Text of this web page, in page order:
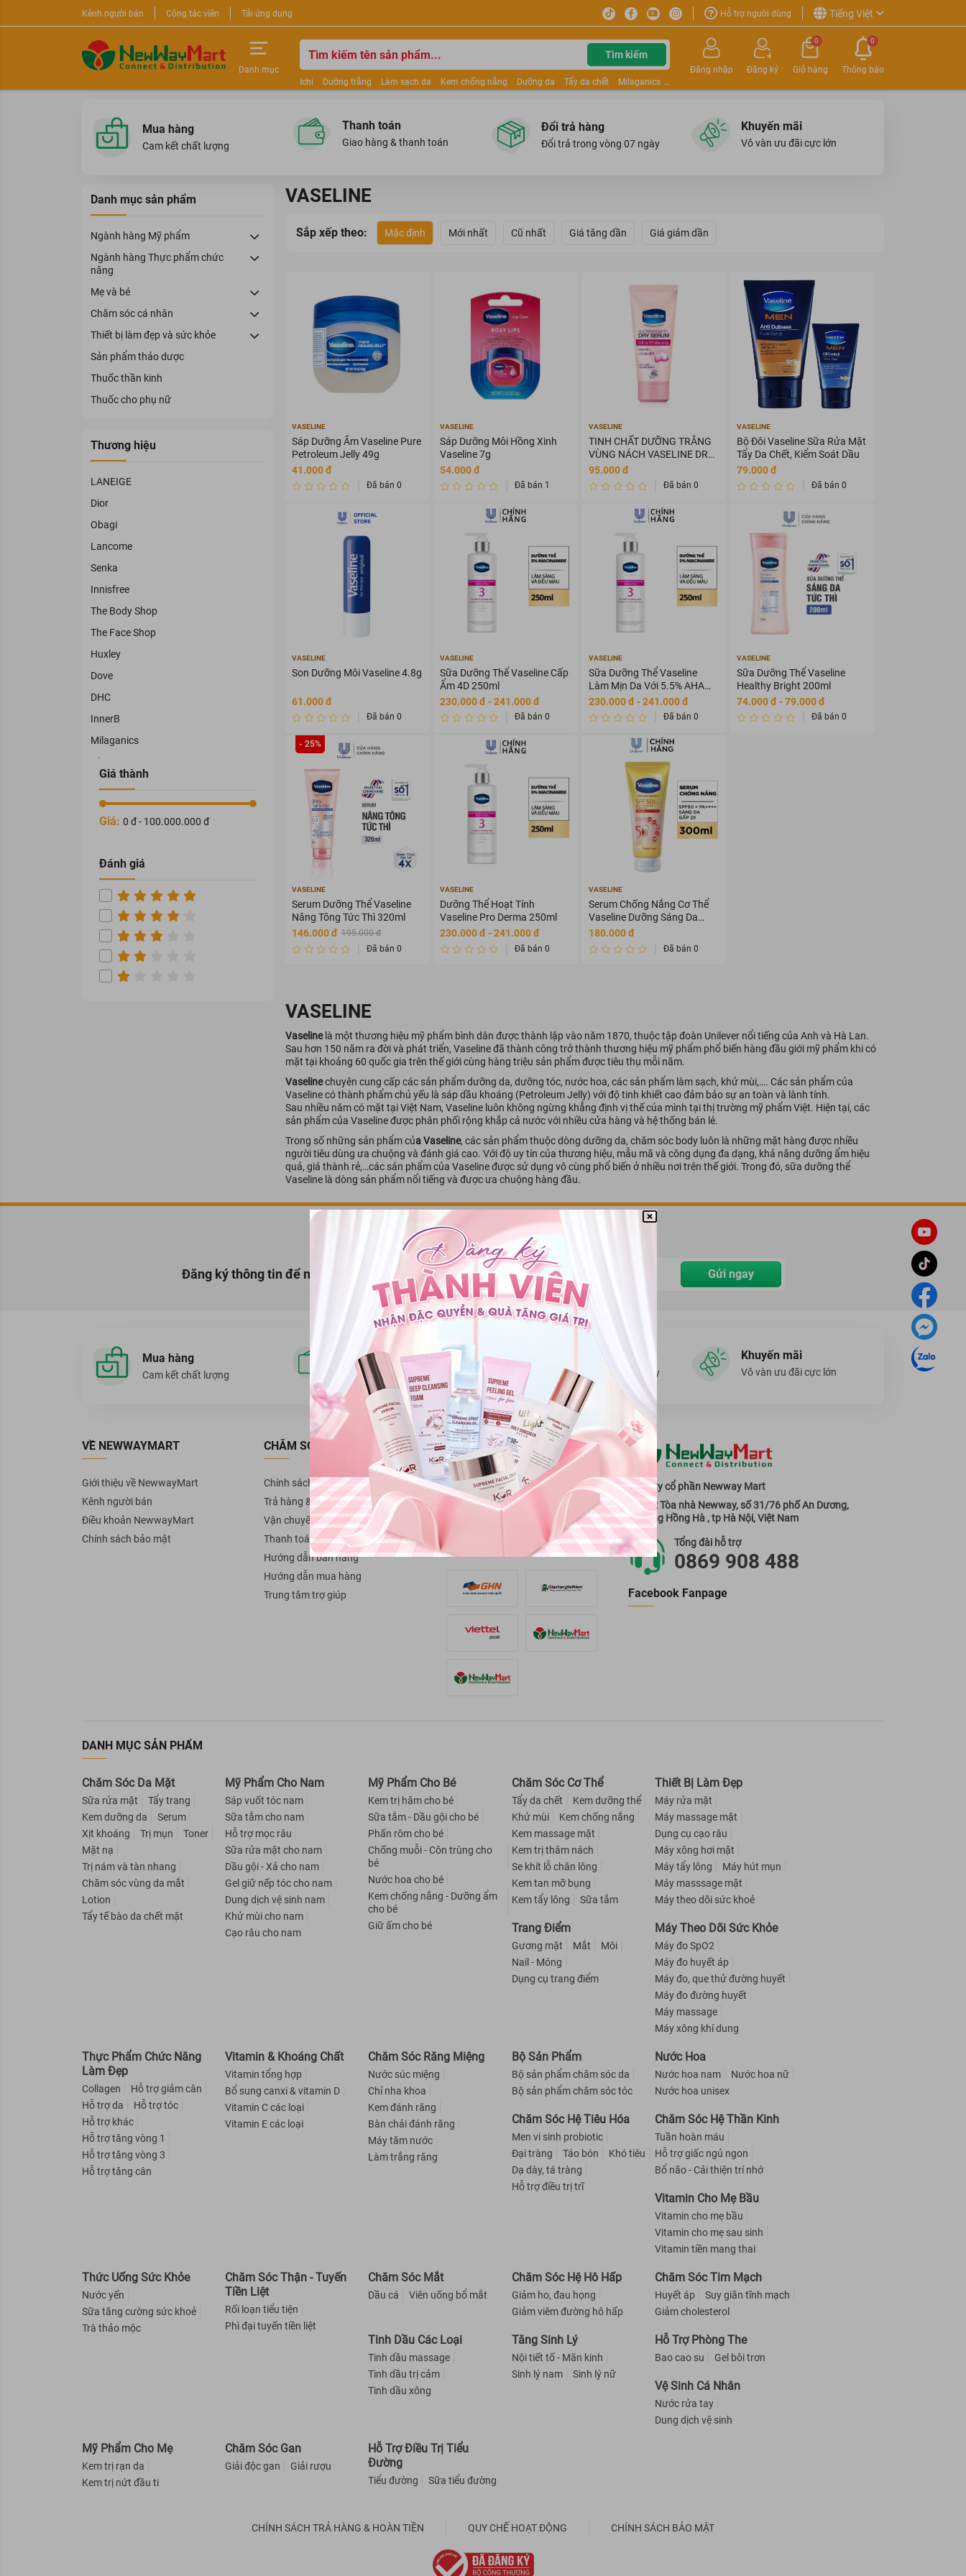
Kênh người bán Cộng tác viên Tải ứng dụng Hỗ trợ người dùng Tiếng Việt
Danh mục
Tìm kiếm
Ichi Dưỡng trắng Làm sạch da Kem chống nắng Dưỡng da Tẩy da chết
Milaganics
Đăng nhập Đăng ký
0
Giỏ hàng Thông báo
0
Mua hàng
Cam kết chất lượng
Thanh toán
Giao hàng & thanh toán
Đổi trả hàng
Đổi trả trong vòng 07 ngày
Khuyến mãi
Vô vàn ưu đãi cực lớn
Danh mục sản phẩm
Ngành hàng Mỹ phẩm
Ngành hàng Thực phẩm chức
năng
Mẹ và bé
Chăm sóc cá nhân
Thiết bị làm đẹp và sức khỏe
Sản phẩm thảo dược
Thuốc thần kinh
Thuốc cho phụ nữ
Thương hiệu
LANEIGE
Dior
Obagi
Lancome
Senka
Innisfree
The Body Shop
The Face Shop
Huxley
Dove
DHC
InnerB
Milaganics
Olay
Physiogel
OHUI
NAMHAPHARMA
HATAPHAR
VEDETTE
THORAKAO
COCOON
Orihiro
Sunsilk
Head & Shoulders
CLEAR
VICHY
Reen
Lab Nature
EVOLUDERM
Eucerin
OXY
AISHITOTO
Liese
Herbal Essences
Old Spice
Love Beauty And Planet
Elastine
X-Men For Boss
Michiru
Dr-Groot
Mamonde
Pelican
VASELINE
Sunplay
Fixderma
Re:p
ST.IVES
A-DERMA
Giá thành
Giá: 0 đ - 100.000.000 đ
Đánh giá
VASELINE
Sắp xếp theo: Mặc định Mới nhất Cũ nhất Giá tăng dần Giá giảm dần
VASELINE
Sáp Dưỡng Ẩm Vaseline Pure
Petroleum Jelly 49g
41.000 đ
Đã bán 0
VASELINE
Sáp Dưỡng Môi Hồng Xinh
Vaseline 7g
54.000 đ
Đã bán 1
VASELINE
TINH CHẤT DƯỠNG TRẮNG
VÙNG NÁCH VASELINE DRY
48H 50ml
95.000 đ
Đã bán 0
VASELINE
Bộ Đôi Vaseline Sữa Rửa Mặt
Tẩy Da Chết, Kiểm Soát Dầu
79.000 đ
Đã bán 0
VASELINE
Son Dưỡng Môi Vaseline 4.8g
61.000 đ
Đã bán 0
VASELINE
Sữa Dưỡng Thể Vaseline Cấp
Ẩm 4D 250ml
230.000 đ - 241.000 đ
Đã bán 0
VASELINE
Sữa Dưỡng Thể Vaseline
Làm Mịn Da Với 5.5% AHA
250ml
230.000 đ - 241.000 đ
Đã bán 0
VASELINE
Sữa Dưỡng Thể Vaseline
Healthy Bright 200ml
74.000 đ - 79.000 đ
Đã bán 0
- 25%
VASELINE
Serum Dưỡng Thể Vaseline
Nâng Tông Tức Thì 320ml
146.000 đ 195.000 đ
Đã bán 0
VASELINE
Dưỡng Thể Hoạt Tính
Vaseline Pro Derma 250ml
230.000 đ - 241.000 đ
Đã bán 0
VASELINE
Serum Chống Nắng Cơ Thể
Vaseline Dưỡng Sáng Da
320ml
180.000 đ
Đã bán 0
VASELINE
Vaselinelà một thương hiệu mỹ phẩm bình dân được thành lập vào năm 1870, thuộc tập đoàn Unilever nổi tiếng của Anh và Hà Lan.
Sau hơn 150 năm ra đời và phát triển, Vaseline đã thành công trở thành thương hiệu mỹ phẩm phổ biến hàng đầu giới mỹ phẩm khi có
mặt tại khoảng 60 quốc gia trên thế giới cùng hàng triệu sản phẩm được tiêu thụ mỗi năm.
Vaselinechuyên cung cấp các sản phẩm dưỡng da, dưỡng tóc, nước hoa, các sản phẩm làm sạch, khử mùi,…. Các sản phẩm của
Vaseline có thành phẩm chủ yếu là sáp dầu khoáng (Petroleum Jelly) với độ tinh khiết cao đảm bảo sự an toàn và lành tính.
Sau nhiều năm có mặt tại Việt Nam, Vaseline luôn không ngừng khẳng định vị thế của mình tại thị trường mỹ phẩm Việt. Hiện tại, các
sản phẩm của Vaseline được phân phối rộng khắp cả nước với nhiều cửa hàng và hệ thống bán lẻ.
Trong số những sản phẩm của Vaseline, các sản phẩm thuộc dòng dưỡng da, chăm sóc body luôn là những mặt hàng được nhiều
người tiêu dùng ưa chuộng và đánh giá cao. Với độ uy tín của thương hiệu, mẫu mã và công dụng đa dạng, khả năng dưỡng ẩm hiệu
quả, giá thành rẻ,…các sản phẩm của Vaseline được sử dụng vô cùng phổ biến ở nhiều nơi trên thế giới. Trong đó, sữa dưỡng thể
Vaseline là dòng sản phẩm nổi tiếng và được ưa chuộng hàng đầu.
Kết nối với chúng tôi
Đăng ký thông tin để nhận ưu đãi sớm nhất Gửi ngay
Mua hàng
Cam kết chất lượng
Thanh toán
Giao hàng & thanh toán Đổi trả trong vòng 07 ngày
Khuyến mãi
Vô vàn ưu đãi cực lớn
VỀ NEWWAYMART
Giới thiệu về NewwayMart
Kênh người bán
Điều khoản NewwayMart
Chính sách bảo mật
CHĂM SÓC KHÁCH HÀNG
Chính sách bảo hành
Trả hàng & Hoàn tiền
Vận chuyển
Thanh toán
Hướng dẫn bán hàng
Hướng dẫn mua hàng
Trung tâm trợ giúp
PHƯƠNG THỨC THANH TOÁN
PHƯƠNG THỨC VẬN CHUYỂN
Công ty cổ phần Newway Mart
Trụ sở: Tòa nhà Newway, số 31/76 phố An Dương,
phường Hồng Hà , tp Hà Nội, Việt Nam
Tổng đài hỗ trợ
0869 908 488
Facebook Fanpage
DANH MỤC SẢN PHẨM
Chăm Sóc Da Mặt
Sữa rửa mặt
Tẩy trang
Kem dưỡng da
Serum
Xịt khoáng
Trị mụn
Toner
Mặt nạ
Trị nám và tàn nhang
Chăm sóc vùng da mắt
Lotion
Tẩy tế bào da chết mặt
Mỹ Phẩm Cho Nam
Sáp vuốt tóc nam
Sữa tắm cho nam
Hỗ trợ mọc râu
Sữa rửa mặt cho nam
Dầu gội - Xả cho nam
Gel giữ nếp tóc cho nam
Dung dịch vệ sinh nam
Khử mùi cho nam
Cạo râu cho nam
Mỹ Phẩm Cho Bé
Kem trị hăm cho bé
Sữa tắm - Dầu gội cho bé
Phấn rôm cho bé
Chống muỗi - Côn trùng cho
bé
Nước hoa cho bé
Kem chống nắng - Dưỡng ẩm
cho bé
Giữ ấm cho bé
Chăm Sóc Cơ Thể
Tẩy da chết
Kem dưỡng thể
Khử mùi
Kem chống nắng
Kem massage mặt
Kem trị thâm nách
Se khít lỗ chân lông
Kem tan mỡ bụng
Kem tẩy lông
Sữa tắm
Thiết Bị Làm Đẹp
Máy rửa mặt
Máy massage mặt
Dụng cụ cạo râu
Máy xông hơi mặt
Máy tẩy lông
Máy hút mụn
Máy masssage mặt
Máy theo dõi sức khoẻ
Trang Điểm
Gương mặt Mắt
Môi
Nail - Móng
Dụng cụ trang điểm
Máy Theo Dõi Sức Khỏe
Máy đo SpO2
Máy đo huyết áp
Máy đo, que thử đường huyết
Máy đo đường huyết
Máy massage
Máy xông khí dung
Thực Phẩm Chức Năng
Làm Đẹp
Collagen
Hỗ trợ giảm cân
Hỗ trợ da
Hỗ trợ tóc
Hỗ trợ khác
Hỗ trợ tăng vòng 1
Hỗ trợ tăng vòng 3
Hỗ trợ tăng cân
Vitamin & Khoáng Chất
Vitamin tổng hợp
Bổ sung canxi & vitamin D
Vitamin C các loại
Vitamin E các loại
Chăm Sóc Răng Miệng
Nước súc miệng
Chỉ nha khoa
Kem đánh răng
Bàn chải đánh răng
Máy tăm nước
Làm trắng răng
Bộ Sản Phẩm
Bộ sản phẩm chăm sóc da
Bộ sản phẩm chăm sóc tóc
Nước Hoa
Nước hoa nam
Nước hoa nữ
Nước hoa unisex
Chăm Sóc Hệ Tiêu Hóa
Men vi sinh probiotic
Đại tràng
Táo bón
Khó tiêu
Dạ dày, tá tràng
Hỗ trợ điều trị trĩ
Chăm Sóc Hệ Thần Kinh
Tuần hoàn máu
Hỗ trợ giấc ngủ ngon
Bổ não - Cải thiện trí nhớ
Vitamin Cho Mẹ Bầu
Vitamin cho mẹ bầu
Vitamin cho mẹ sau sinh
Vitamin tiền mang thai
Thức Uống Sức Khỏe
Nước yến
Sữa tăng cường sức khoẻ
Trà thảo mộc
Chăm Sóc Thận - Tuyến
Tiền Liệt
Rối loạn tiểu tiện
Phì đại tuyến tiền liệt
Chăm Sóc Mắt
Dầu cá Viên uống bổ mắt
Chăm Sóc Hệ Hô Hấp
Giảm ho, đau họng
Giảm viêm đường hô hấp
Chăm Sóc Tim Mạch
Huyết áp
Suy giãn tĩnh mạch
Giảm cholesterol
Tinh Dầu Các Loại
Tinh dầu massage
Tinh dầu trị cảm
Tinh dầu xông
Tăng Sinh Lý
Nội tiết tố - Mãn kinh
Sinh lý nam
Sinh lý nữ
Hỗ Trợ Phòng The
Bao cao su Gel bôi trơn
Vệ Sinh Cá Nhân
Nước rửa tay
Dung dịch vệ sinh
Mỹ Phẩm Cho Mẹ
Kem trị rạn da
Kem trị nứt đầu ti
Chăm Sóc Gan
Giải độc gan Giải rượu
Hỗ Trợ Điều Trị Tiểu
Đường
Tiểu đường Sữa tiểu đường
CHÍNH SÁCH TRẢ HÀNG & HOÀN TIỀN QUY CHẾ HOẠT ĐỘNG CHÍNH SÁCH BẢO MẬT